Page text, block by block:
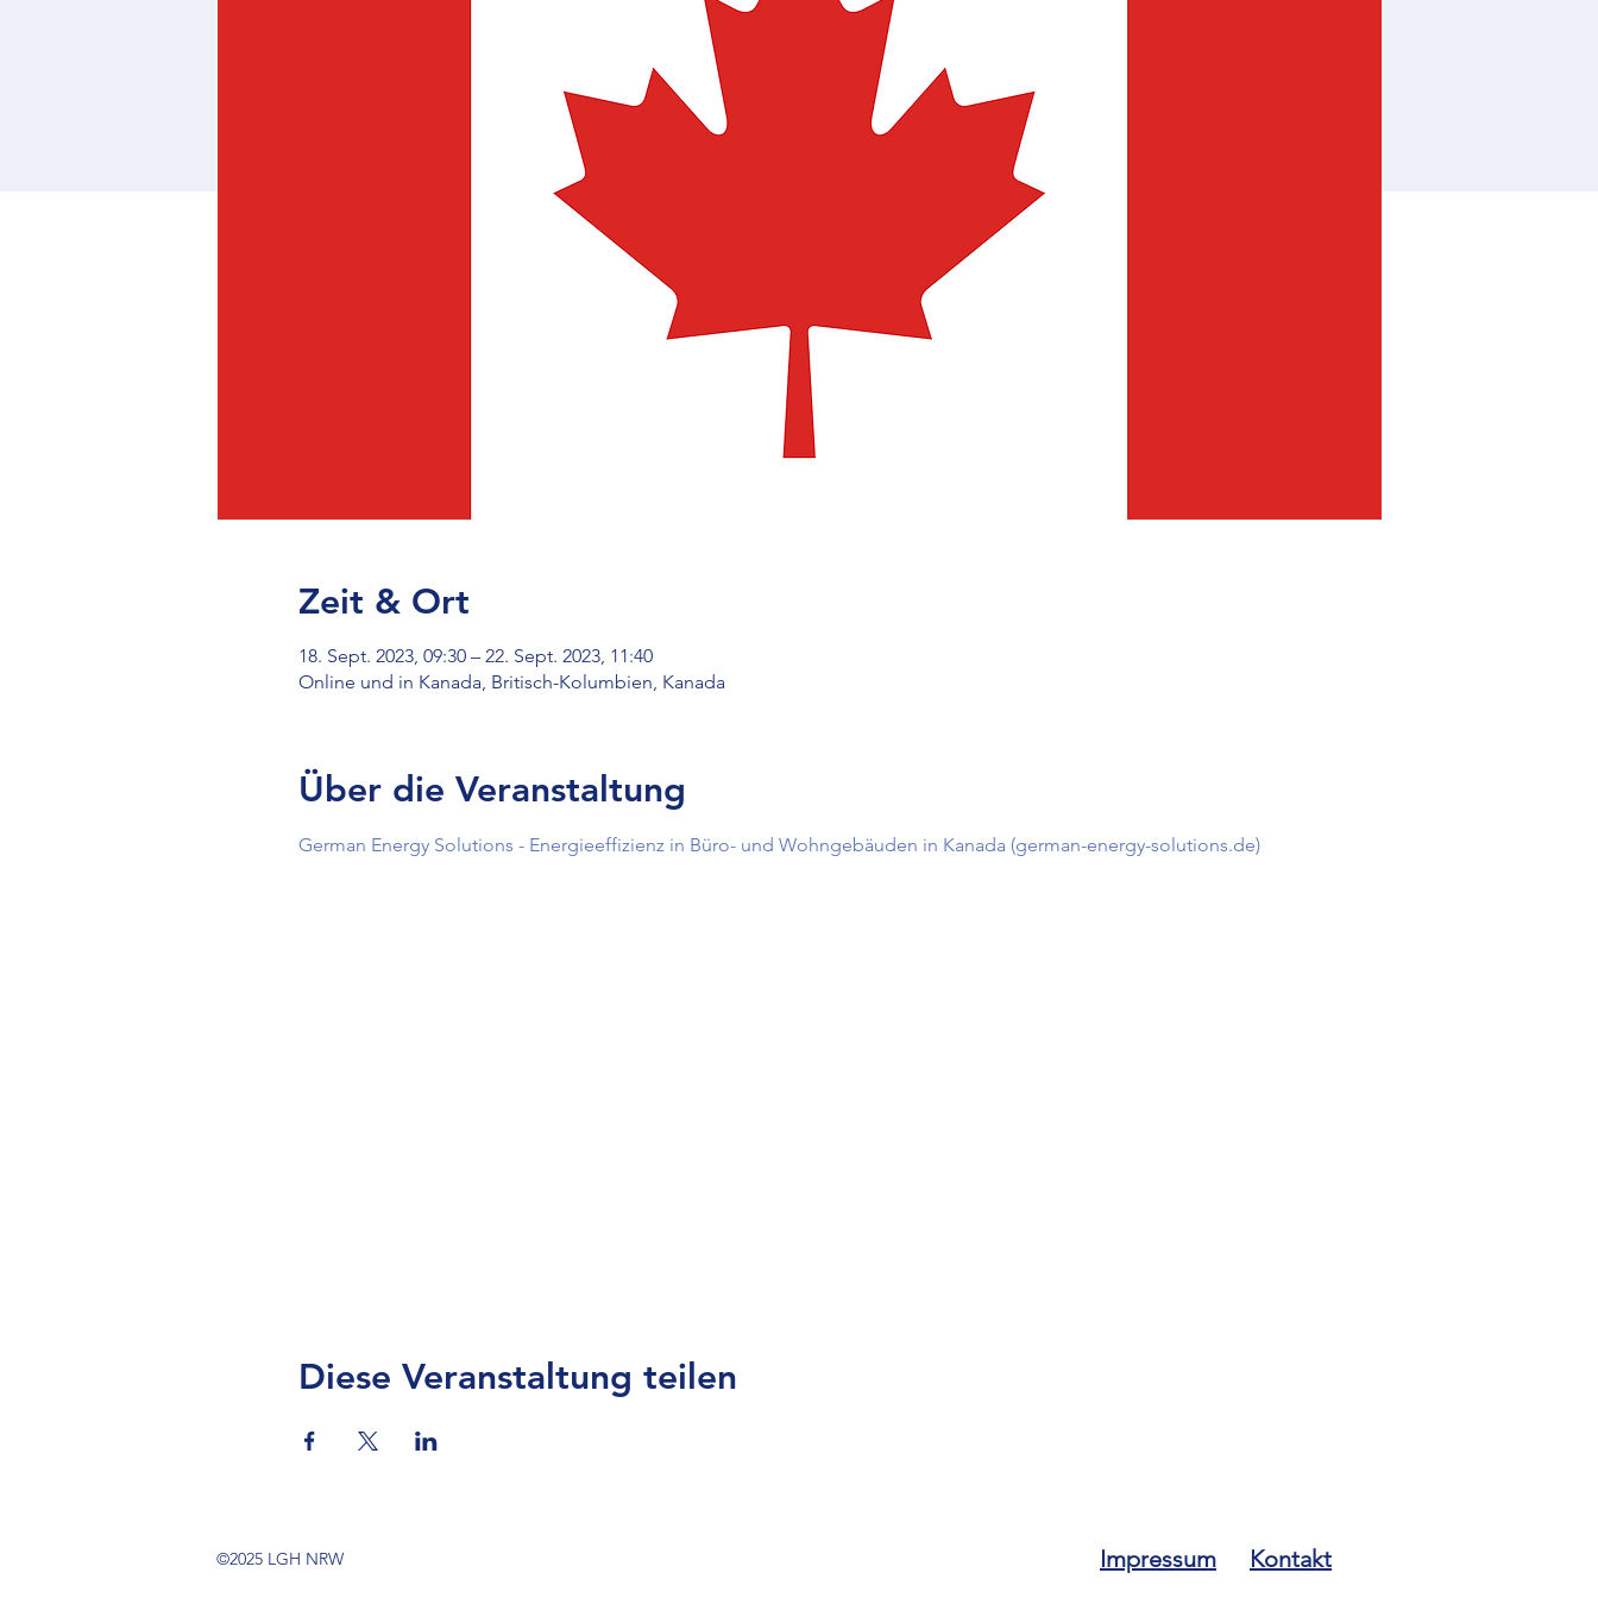
Zeit & Ort
18. Sept. 2023, 09:30 – 22. Sept. 2023, 11:40
Online und in Kanada, Britisch-Kolumbien, Kanada
Über die Veranstaltung
German Energy Solutions - Energieeffizienz in Büro- und Wohngebäuden in Kanada (german-energy-solutions.de)
Diese Veranstaltung teilen
©2025 LGH NRW Impressum Kontakt